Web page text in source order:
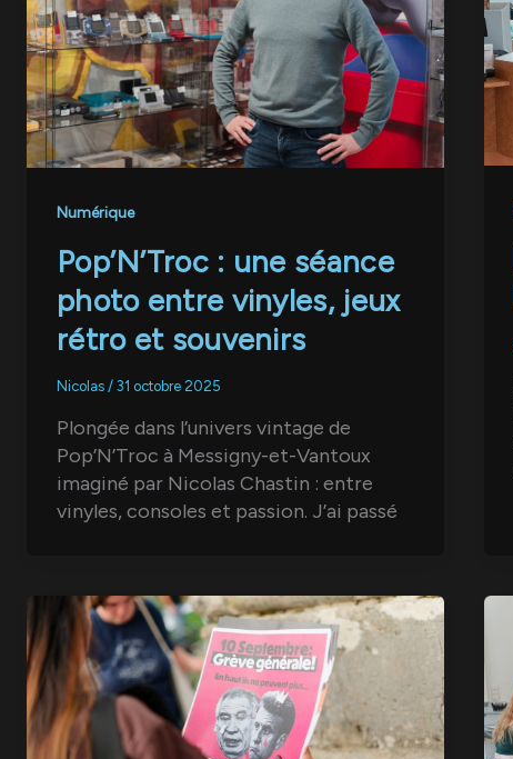
Numérique
Pop’N’Troc : une séance
photo entre vinyles, jeux
rétro et souvenirs
Nicolas / 31 octobre 2025
Plongée dans l’univers vintage de
Pop’N’Troc à Messigny-et-Vantoux
imaginé par Nicolas Chastin : entre
vinyles, consoles et passion. J’ai passé